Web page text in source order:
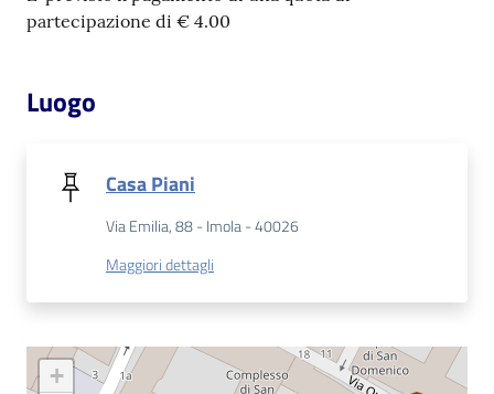
on line
Chiedi al
bibliotecario
partecipazione di € 4.00
Luogo
Casa Piani
Via Emilia, 88 - Imola - 40026
Maggiori dettagli
+